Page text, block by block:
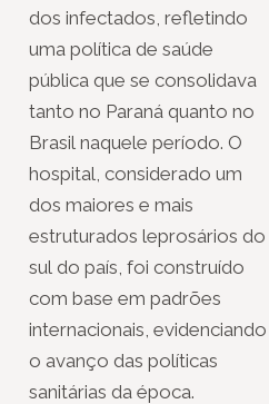
dos infectados, refletindo
uma política de saúde
pública que se consolidava
tanto no Paraná quanto no
Brasil naquele período. O
hospital, considerado um
dos maiores e mais
estruturados leprosários do
sul do país, foi construído
com base em padrões
internacionais, evidenciando
o avanço das políticas
sanitárias da época.